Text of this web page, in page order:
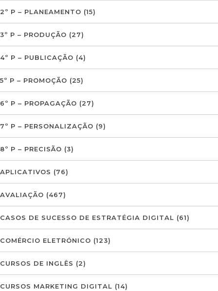
2º P – PLANEAMENTO (15)
3º P – PRODUÇÃO (27)
4º P – PUBLICAÇÃO (4)
5º P – PROMOÇÃO (25)
6º P – PROPAGAÇÃO (27)
7º P – PERSONALIZAÇÃO (9)
8º P – PRECISÃO (3)
APLICATIVOS (76)
AVALIAÇÃO (467)
CASOS DE SUCESSO DE ESTRATÉGIA DIGITAL (61)
COMÉRCIO ELETRÓNICO (123)
CURSOS DE INGLÊS (2)
CURSOS MARKETING DIGITAL (14)